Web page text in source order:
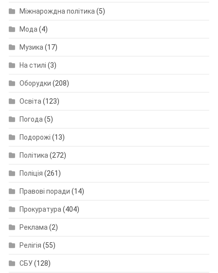
Міжнарождна політика (5)
Мода (4)
Музика (17)
На стилі (3)
Оборудки (208)
Освіта (123)
Погода (5)
Подорожі (13)
Політика (272)
Поліція (261)
Правові поради (14)
Прокуратура (404)
Реклама (2)
Релігія (55)
СБУ(128)